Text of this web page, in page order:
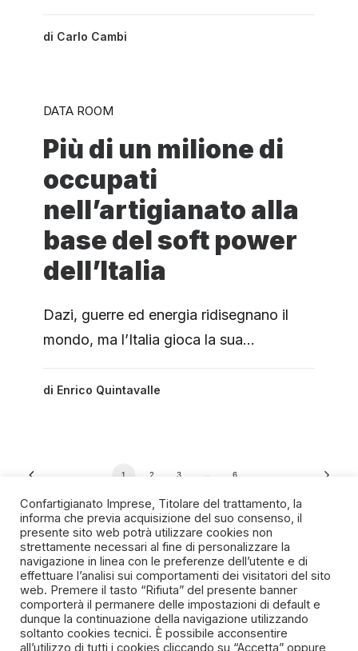
di Carlo Cambi
DATA ROOM
Più di un milione di
occupati
nell’artigianato alla
base del soft power
dell’Italia
Dazi, guerre ed energia ridisegnano il
mondo, ma l’Italia gioca la sua…
di Enrico Quintavalle
1 2 3 … 6
SPIRITO ARTIGIANO
Un progetto della Fondazione Manlio e Maria Letizia
Germozzi onlus
Confartigianato Imprese, Titolare del trattamento, la
informa che previa acquisizione del suo consenso, il
presente sito web potrà utilizzare cookies non
strettamente necessari al fine di personalizzare la
navigazione in linea con le preferenze dell’utente e di
effettuare l’analisi sui comportamenti dei visitatori del sito
web. Premere il tasto “Rifiuta” del presente banner
comporterà il permanere delle impostazioni di default e
dunque la continuazione della navigazione utilizzando
soltanto cookies tecnici. È possibile acconsentire
all’utilizzo di tutti i cookies cliccando su “Accetta” oppure